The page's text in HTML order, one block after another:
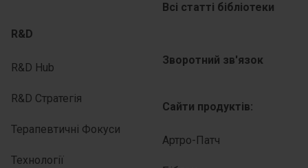
R&D
R&D Hub
R&D Стратегія
Терапевтичні Фокуси
Технології
Всі статті бібліотеки
Зворотний зв'язок
Сайти продуктів:
Артро-Патч